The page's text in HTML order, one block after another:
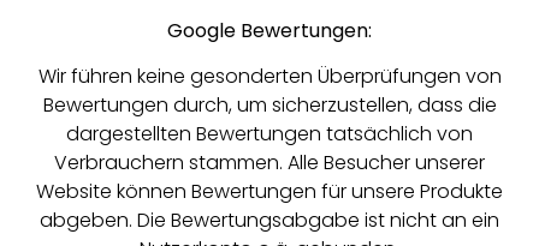
Google Bewertungen:
Wir führen keine gesonderten Überprüfungen von
Bewertungen durch, um sicherzustellen, dass die
dargestellten Bewertungen tatsächlich von
Verbrauchern stammen. Alle Besucher unserer
Website können Bewertungen für unsere Produkte
abgeben. Die Bewertungsabgabe ist nicht an ein